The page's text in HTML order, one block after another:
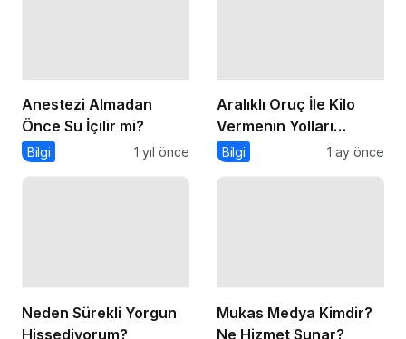
Önce Su İçilir mi?
Bilgi 1 yıl önce
Vermenin Yolları
Nelerdir?
Bilgi 1 ay önce
Hissediyorum?
Ne Hizmet Sunar?